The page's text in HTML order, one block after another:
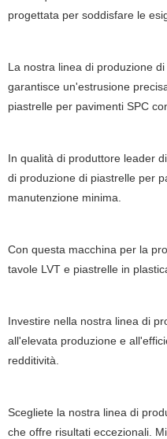
progettata per soddisfare le
La nostra linea di produzione
garantisce un'estrusione
piastrelle per pavimenti SPC
In qualità di produttore leader
di produzione di piastrelle per
manutenzione minima.
Con questa macchina per la
tavole LVT e piastrelle in
Investire nella nostra linea di
all'elevata produzione e
redditività.
Scegliete la nostra linea di
che offre risultati eccezionali.